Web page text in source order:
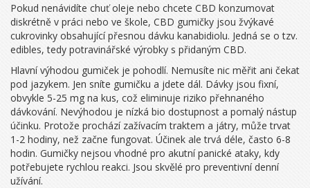
Pokud nenávidíte chuť oleje nebo chcete CBD konzumovat
diskrétně v práci nebo ve škole, CBD gumičky jsou žvýkavé
cukrovinky obsahující přesnou dávku kanabidiolu. Jedná se o tzv.
edibles, tedy potravinářské výrobky s přidaným CBD.
Hlavní výhodou gumiček je pohodlí. Nemusíte nic měřit ani čekat
pod jazykem. Jen sníte gumičku a jdete dál. Dávky jsou fixní,
obvykle 5-25 mg na kus, což eliminuje riziko přehnaného
dávkování. Nevýhodou je nízká bio dostupnost a pomalý nástup
účinku. Protože prochází zažívacím traktem a játry, může trvat
1-2 hodiny, než začne fungovat. Účinek ale trvá déle, často 6-8
hodin. Gumičky nejsou vhodné pro akutní panické ataky, kdy
potřebujete rychlou reakci. Jsou skvělé pro preventivní denní
užívání.